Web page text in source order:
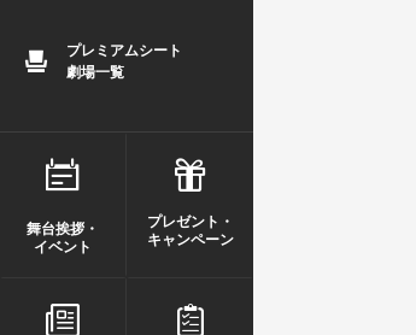
プレミアムシート
劇場一覧
舞台挨拶・
イベント
プレゼント・
キャンペーン